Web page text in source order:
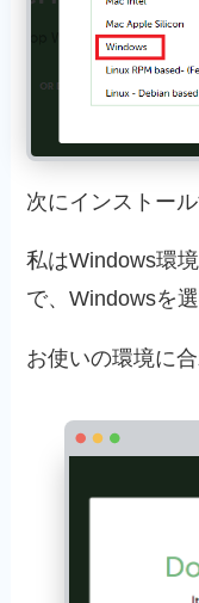
次にインストー
私はWindows環
で、Windowsを
お使いの環境に